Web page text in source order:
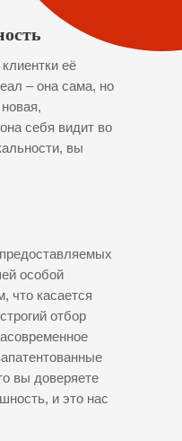
её
– она сама, но
себя видит во
вы
особой
что касается
отбор
вы доверяете
и это нас